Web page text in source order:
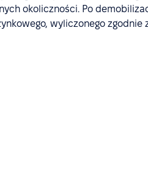
okoliczności. Po
wyliczonego